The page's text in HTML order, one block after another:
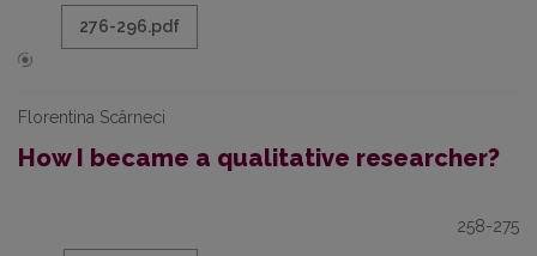
276-296.pdf
Florentina Scârneci
How I became a qualitative researcher?
258-275